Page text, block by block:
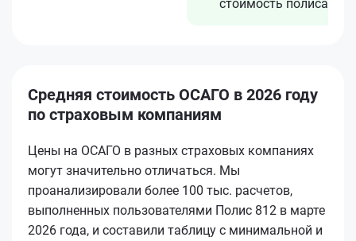
стоимость полиса
Средняя стоимость ОСАГО в 2026 году
по страховым компаниям
Цены на ОСАГО в разных страховых компаниях
могут значительно отличаться. Мы
проанализировали более 100 тыс. расчетов,
выполненных пользователями Полис 812 в марте
2026 года, и составили таблицу с минимальной и